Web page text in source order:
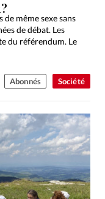
Société
de même sexe sans
de débat. Les
du référendum. Le
Abonnés